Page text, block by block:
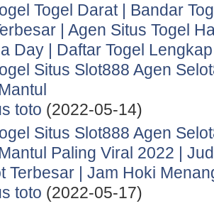
Togel Darat | Bandar
| Agen Situs Togel
Day | Daftar Togel
Situs Slot888 Agen
toto (2022-05-14)
Situs Slot888 Agen
Paling Viral 2022 |
Terbesar | Jam Hoki
toto (2022-05-17)